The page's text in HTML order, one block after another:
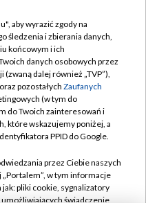
TVP
aby wyrazić zgody na
śledzenia i zbierania danych,
końcowym i ich
danych osobowych przez
(zwaną dalej również „TVP”),
oraz pozostałych Zaufanych
(w tym do
do Twoich zainteresowań i
które wskazujemy poniżej, a
PPID do Google.
przez Ciebie naszych
„Portalem”, w tym informacje
pliki cookie, sygnalizatory
świadczenie